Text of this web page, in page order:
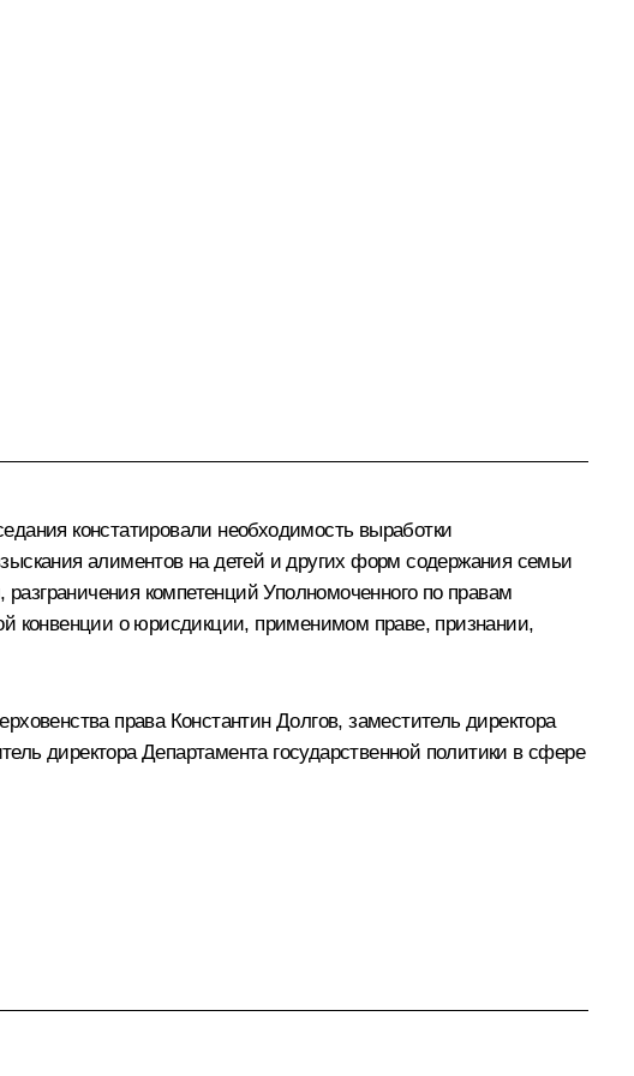
констатировали необходимость выработки
алиментов на детей и других форм содержания семьи
компетенций Уполномоченного по правам
конвенции о юрисдикции, применимом праве, признании,
права Константин Долгов, заместитель директора
директора Департамента государственной политики в сфере